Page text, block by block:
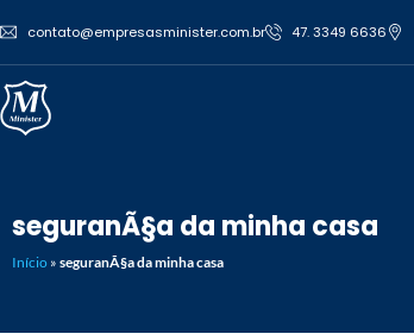
contato@empresasminister.com.br 47. 3349 6636
seguranÃ§a da minha casa
Início » seguranÃ§a da minha casa